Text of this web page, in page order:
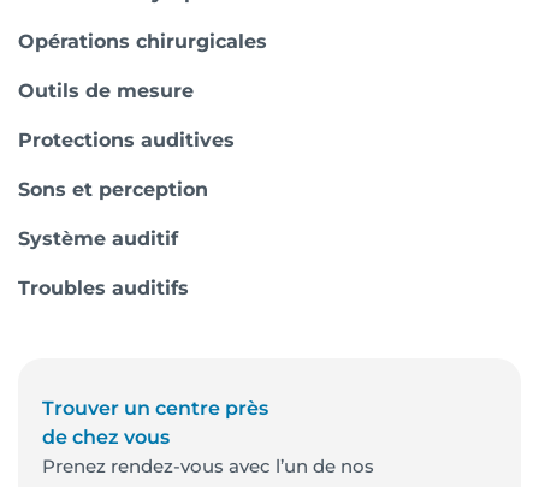
Opérations chirurgicales
Outils de mesure
Protections auditives
Sons et perception
Système auditif
Troubles auditifs
Trouver un centre près
de chez vous
Prenez rendez-vous avec l’un de nos